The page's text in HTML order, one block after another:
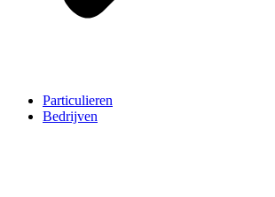
Particulieren
Bedrijven